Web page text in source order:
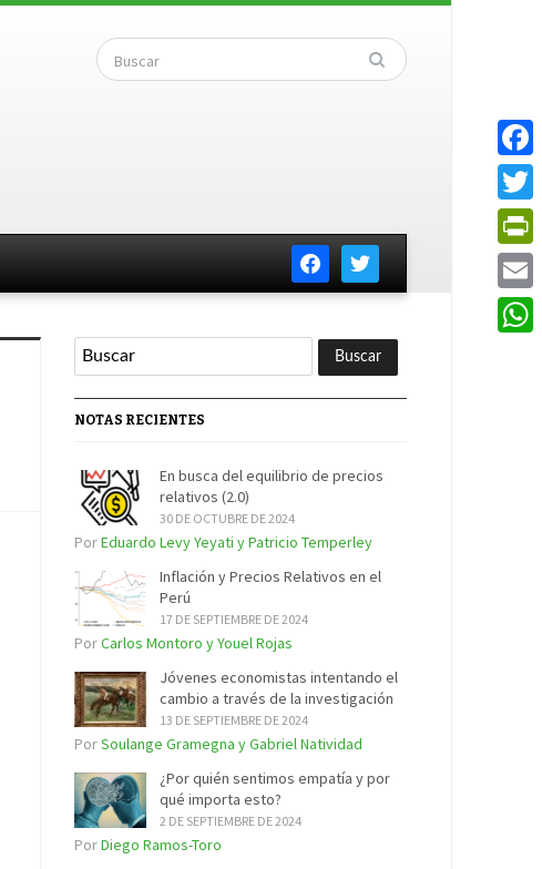
facebooktwitter
NOTAS RECIENTES
En busca del equilibrio de precios
relativos (2.0)
30 DE OCTUBRE DE 2024
PorEduardo Levy Yeyati y Patricio Temperley
Inflación y Precios Relativos en el
Perú
17 DE SEPTIEMBRE DE 2024
PorCarlos Montoro y Youel Rojas
Jóvenes economistas intentando el
cambio a través de la investigación
13 DE SEPTIEMBRE DE 2024
PorSoulange Gramegna y Gabriel Natividad
¿Por quién sentimos empatía y por
qué importa esto?
2 DE SEPTIEMBRE DE 2024
PorDiego Ramos-Toro
Email